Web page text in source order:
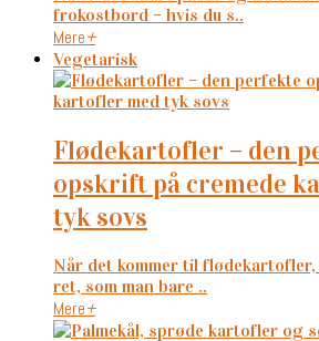
frokostbord – hvis du s..
Mere+
Vegetarisk
flødekartofler – den perfekte
opskrift på cremede
tyk sovs
Når det kommer til
ret, som man bare ..
Mere+